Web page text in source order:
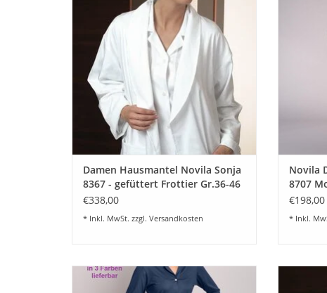
schweizer Voile-Satin aus 100% Baumwolle
Swiss Cotton in einem eleganten breiten
Streifen. Farbe weiß. Dieser besonders
feine Stoff ist ein echt...
ZUM WARENKORB HINZUFÜGEN
Damen Hausmantel Novila Sonja
8367 - gefüttert Frottier Gr.36-46
€338,00
* Inkl. MwSt. zzgl. Versandkosten
Novila
8707
€198,00
* Inkl.
Novila Damen Nachthemd Lany 8717 aus
Feininterlock Jersey mit SeaCell™ aus 100
Schöner
1/1